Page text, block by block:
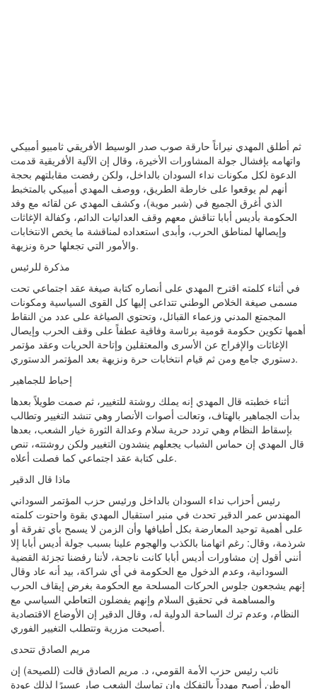
ثم أطلق المهدي نيراناً حارقة صوب صدر الوسيط الأفريقي ثامبيو أمبيكي
واتهامه بإفشال جولة المشاورات الأخيرة، وقال إن الآلية الأفريقية قدمت
الدعوة لكل مكونات نداء السودان بالداخل، ولكن رفضت مقابلتهم بحجة
أنهم لم يوقعوا على خارطة الطريق، ووصف المهدي أمبيكي بالمتخبط
الذي أغرق الجميع في (شبر موية)، وكشف المهدي عن لقائه مع وفد
الحكومة بأديس أبابا تناقش معهم وقف العدائيات الدائم، وكفالة الإغاثات
وإيصالها لمناطق الحرب، وأبدى استعداده لمناقشة ما يخص الانتخابات
والأمور التي تجعلها حرة ونزيهة.
مذكرة للرئيس
في أثناء كلمته اقترح المهدي على أنصاره كتابة صيغة عقد اجتماعي تحت
مسمى صيغة الخلاص الوطني تتداعى إليها كل القوى السياسية ومكونات
المجمتع المدني وزعماء القبائل، وتحتوي الصياغة على عدد من النقاط
أهمها تكوين حكومة قومية برئاسة وفاقية عطفاً على وقف الحرب وإيصال
الإغاثات والإفراج عن الأسرى والمعتقلين وإتاحة الحريات وعقد مؤتمر
دستوري جامع ومن ثم قيام انتخابات حرة ونزيهة بعد المؤتمر الدستوري.
إحباط للجماهير
أثناء خطبته قال المهدي إنه يملك روشتة للتغيير، ثم صمت طويلاً بعدها
بدأت الجماهير بالهتاف، وتعالت أصوات الأنصار وهي تنشد التغيير وتطالب
بإسقاط النظام وهي تردد حرية سلام وعدالة الثورة خيار الشعب، بعدها
قال المهدي إن حماس الشباب يجعلهم ينشدون التغيير ولكن روشتته، تنص
على كتابة عقد اجتماعي كما فصلت أعلاه.
ماذا قال الدقير
رئيس أحزاب نداء السودان بالداخل ورئيس حزب المؤتمر السوداني
المهندس عمر الدقير تحدث في منبر استقبال المهدي بقوة واحتوت كلمته
على أهمية توحيد المعارضة بكل أطيافها وأن الزمن لا يسمح بأي تفرقة أو
شرذمة، وقال: رغم اتهامنا بالكذب والهجوم علينا بسبب جولة أديس أبابا إلا
أنني أقول إن مشاورات أديس أبابا كانت ناجحة، لأننا رفضنا تجزئة القضية
السودانية، وعدم الدخول مع الحكومة في أي شراكة، بيد أنه عاد وقال
إنهم يشجعون جلوس الحركات المسلحة مع الحكومة بغرض إيقاف الحرب
والمساهمة في تحقيق السلام وإنهم يفضلون التعاطي السياسي مع
النظام، وعدم ترك الساحة الدولية له، وقال الدقير إن الأوضاع الاقتصادية
أصبحت مزرية وتتطلب التغيير الفوري.
مريم الصادق تتحدى
نائب رئيس حزب الأمة القومي، د. مريم الصادق قالت (للصيحة) إن
الوطن أصبح مهدداً بالتفكك وإن تماسك الشعب صار عسيرًا لذلك عودة